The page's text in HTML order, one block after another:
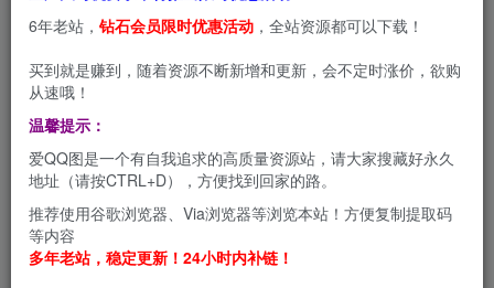
2026-7-11，新增1套，共44套
纸悦Etsu_ko是Cosplay领域一位备受关注的人气创作者。她
活跃于微博等社交平台，以对角色深刻的理解和精湛的还原
种迥异的风格：在古风作品中，她宛如从历史画卷中走出的
佳人；而在日系角色的演绎上，无论是元气少女还是神秘巫
6年老站， 钻石会员限时优惠活动 ，全站资源都可以下载！
买到就是赚到，随着资源不断新增和更新，会不定时涨价，欲购
从速哦！
温馨提示：
爱QQ图是一个有自我追求的高质量资源站，请大家搜藏好永久
地址（请按CTRL+D），方便找到回家的路。
推荐使用谷歌浏览器、Via浏览器等浏览本站！方便复制提取码
等内容
多年老站，稳定更新！24小时内补链！